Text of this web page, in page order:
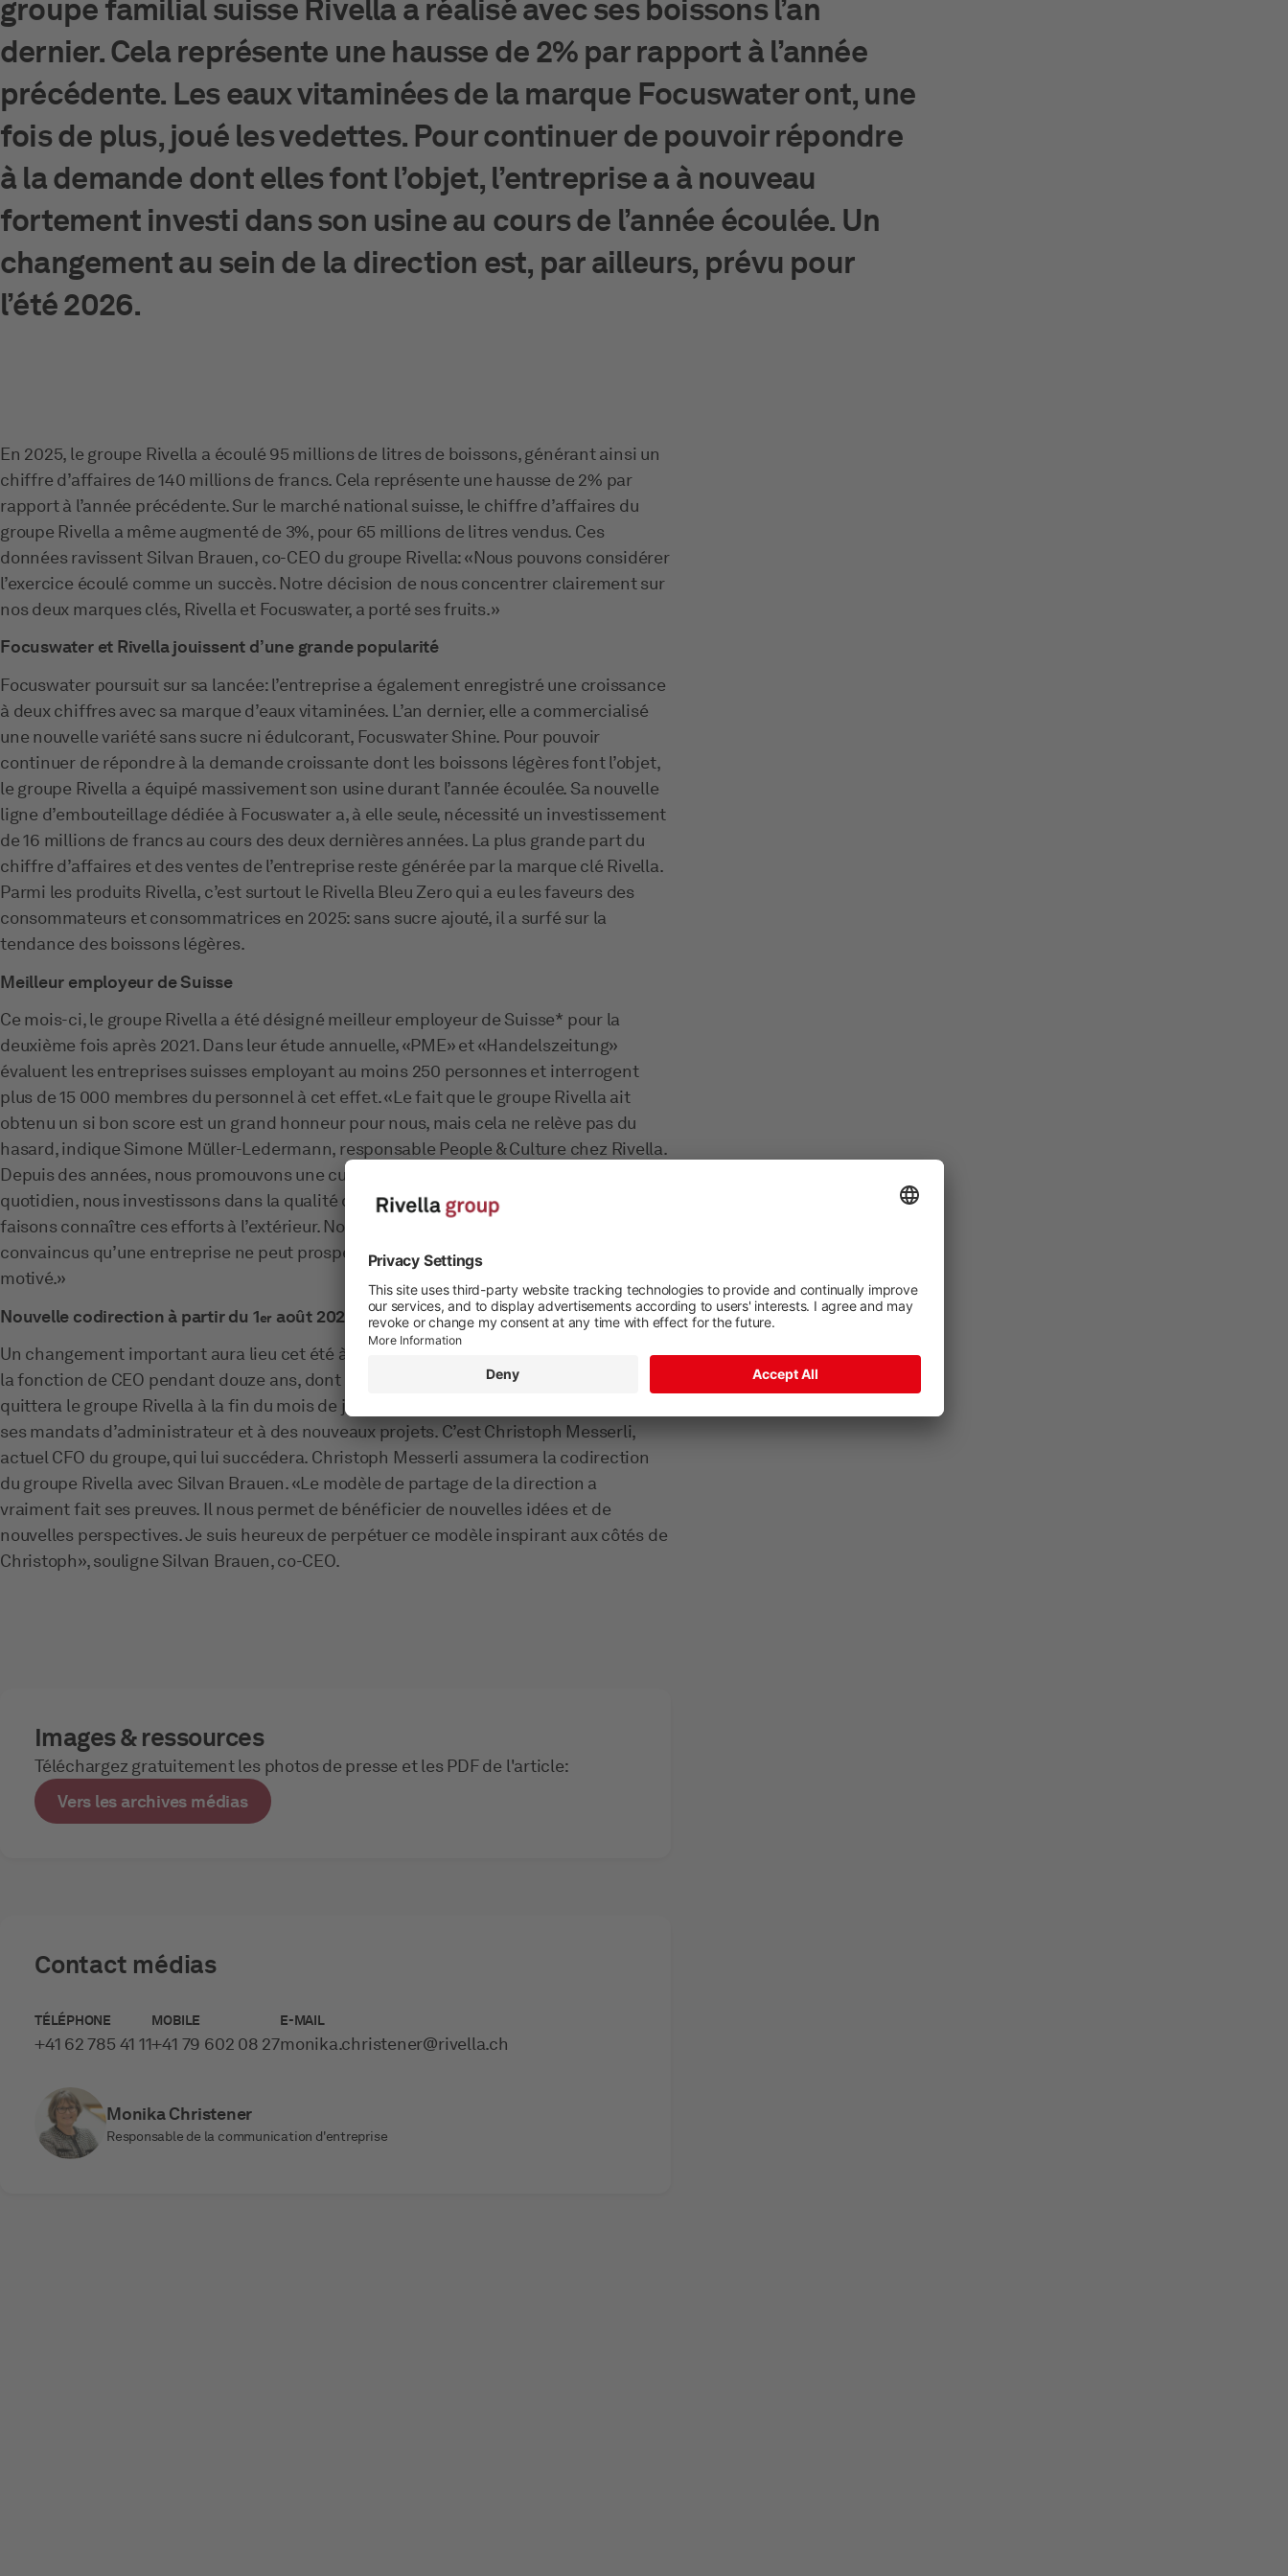
groupe familial suisse Rivella a réalisé avec ses boissons l’an
dernier. Cela représente une hausse de 2% par rapport à l’année
précédente. Les eaux vitaminées de la marque Focuswater ont, une
fois de plus, joué les vedettes. Pour continuer de pouvoir répondre
à la demande dont elles font l’objet, l’entreprise a à nouveau
fortement investi dans son usine au cours de l’année écoulée. Un
changement au sein de la direction est, par ailleurs, prévu pour
l’été 2026.
En 2025, le groupe Rivella a écoulé 95 millions de litres de boissons, générant ainsi un
chiffre d’affaires de 140 millions de francs. Cela représente une hausse de 2% par
rapport à l’année précédente. Sur le marché national suisse, le chiffre d’affaires du
groupe Rivella a même augmenté de 3%, pour 65 millions de litres vendus. Ces
données ravissent Silvan Brauen, co-CEO du groupe Rivella: «Nous pouvons considérer
l’exercice écoulé comme un succès. Notre décision de nous concentrer clairement sur
nos deux marques clés, Rivella et Focuswater, a porté ses fruits.»
Focuswater et Rivella jouissent d’une grande popularité
Focuswater poursuit sur sa lancée: l’entreprise a également enregistré une croissance
à deux chiffres avec sa marque d’eaux vitaminées. L’an dernier, elle a commercialisé
une nouvelle variété sans sucre ni édulcorant, Focuswater Shine. Pour pouvoir
continuer de répondre à la demande croissante dont les boissons légères font l’objet,
le groupe Rivella a équipé massivement son usine durant l’année écoulée. Sa nouvelle
ligne d’embouteillage dédiée à Focuswater a, à elle seule, nécessité un investissement
de 16 millions de francs au cours des deux dernières années. La plus grande part du
chiffre d’affaires et des ventes de l’entreprise reste générée par la marque clé Rivella.
Parmi les produits Rivella, c’est surtout le Rivella Bleu Zero qui a eu les faveurs des
consommateurs et consommatrices en 2025: sans sucre ajouté, il a surfé sur la
tendance des boissons légères.
Meilleur employeur de Suisse
Ce mois-ci, le groupe Rivella a été désigné meilleur employeur de Suisse* pour la
deuxième fois après 2021. Dans leur étude annuelle, «PME» et «Handelszeitung»
évaluent les entreprises suisses employant au moins 250 personnes et interrogent
plus de 15 000 membres du personnel à cet effet. «Le fait que le groupe Rivella ait
obtenu un si bon score est un grand honneur pour nous, mais cela ne relève pas du
hasard, indique Simone Müller-Ledermann, responsable People & Culture chez Rivella.
Depuis des années, nous promouvons une culture d’entreprise ancrée dans le
quotidien, nous investissons dans la qualité de l’environnement de travail et nous
faisons connaître ces efforts à l’extérieur. Nous agissons de la sorte car nous sommes
convaincus qu’une entreprise ne peut prospérer que si son personnel est satisfait et
motivé.»
Nouvelle codirection à partir du 1er août 2026
Un changement important aura lieu cet été à la tête de l’entreprise: après avoir occupé
la fonction de CEO pendant douze ans, dont trois comme co-CEO, Erland Brügger
quittera le groupe Rivella à la fin du mois de juillet 2026 pour se consacrer davantage à
ses mandats d’administrateur et à des nouveaux projets. C’est Christoph Messerli,
actuel CFO du groupe, qui lui succédera. Christoph Messerli assumera la codirection
du groupe Rivella avec Silvan Brauen. «Le modèle de partage de la direction a
vraiment fait ses preuves. Il nous permet de bénéficier de nouvelles idées et de
nouvelles perspectives. Je suis heureux de perpétuer ce modèle inspirant aux côtés de
Christoph», souligne Silvan Brauen, co-CEO.
Images & ressources
Téléchargez gratuitement les photos de presse et les PDF de l'article:
Vers les archives médias
Contact médias
Monika Christener
Responsable de la communication d'entreprise
TÉLÉPHONE
+41 62 785 41 11
MOBILE
+41 79 602 08 27
E-MAIL
monika.christener­@rivella.ch